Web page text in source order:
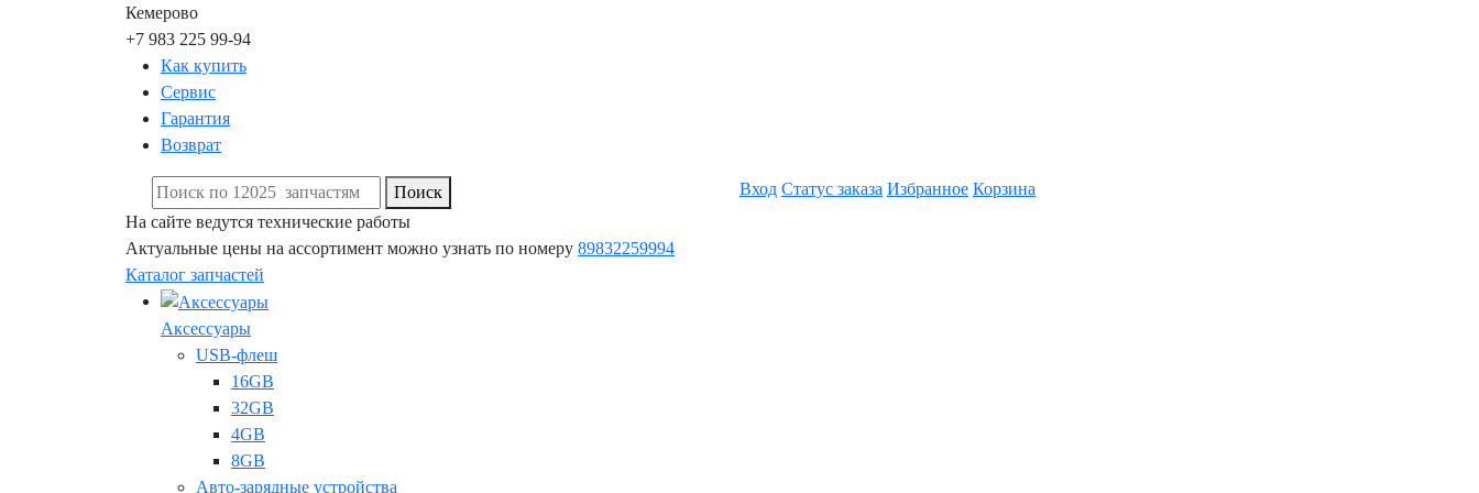
Кемерово
+7 983 225 99-94
Как купить
Сервис
Гарантия
Возврат
Поиск Вход Статус заказа Избранное Корзина
На сайте ведутся технические работы
Актуальные цены на ассортимент можно узнать по номеру 89832259994
Каталог запчастей
Аксессуары
USB-флеш
16GB
32GB
4GB
8GB
Авто-зарядные устройства